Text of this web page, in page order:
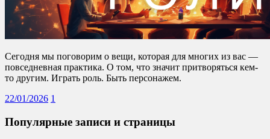
Сегодня мы поговорим о вещи, которая для многих из вас —
повседневная практика. О том, что значит притворяться кем-
то другим. Играть роль. Быть персонажем.
22/01/2026 1
Популярные записи и страницы